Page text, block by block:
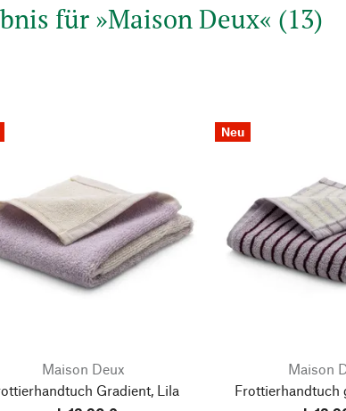
für »Maison Deux« (13)
Maison Deux
Gradient, Lila
Neu
Maison
Frottierhandtuch